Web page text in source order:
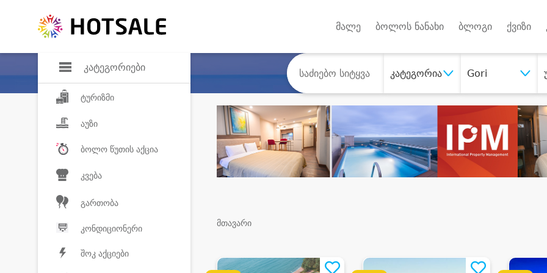
კატეგორიები
ტურიზმი
აუზი
ბოლო წუთის აქცია
კვება
გართობა
კონდიციონერი
შოკ აქციები
მალე ბოლოს ნანახი ბლოგი ქვიზი
კატეგორია Gori
მთავარი